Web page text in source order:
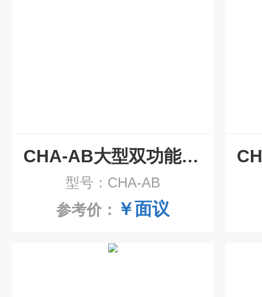
CHA-AB大型双功能气浴恒温振荡器
型号：CHA-AB
参考价： ￥面议